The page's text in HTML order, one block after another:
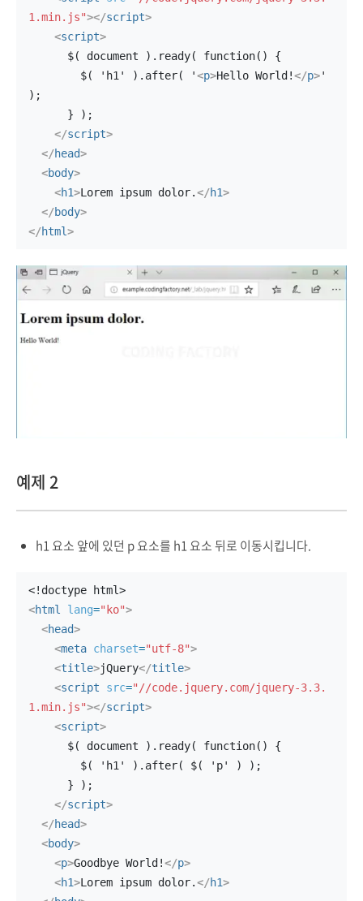
1.min.js"></script>
<script>
      $( document ).ready( function() {
        $( 'h1' ).after( '
<p>Hello World!</p>'
);
      } );
</script>
</head>
<body>
<h1>Lorem ipsum dolor.</h1>
</body>
</html>
예제 2
h1 요소 앞에 있던 p 요소를 h1 요소 뒤로 이동시킵니다.
<!doctype html>
<html lang="ko">
<head>
<meta charset="utf-8">
<title>jQuery</title>
<script src="//code.jquery.com/jquery-3.3.
1.min.js"></script>
<script>
      $( document ).ready( function() {
        $( 'h1' ).after( $( 'p' ) );
      } );
</script>
</head>
<body>
<p>Goodbye World!</p>
<h1>Lorem ipsum dolor.</h1>